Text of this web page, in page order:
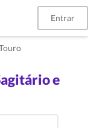
Entrar
e